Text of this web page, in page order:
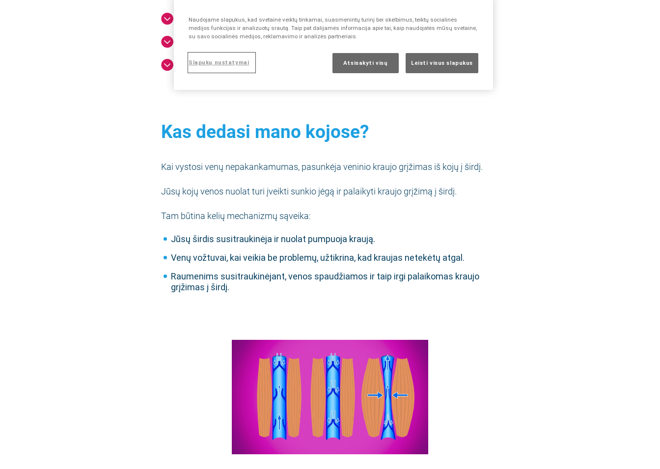
Kas dedasi mano kojose?
Paviršinių venų nepakankamumas
Venų varikozė
Kas dedasi mano kojose?
Kai vystosi venų nepakankamumas, pasunkėja veninio kraujo grįžimas iš kojų į širdį.
Jūsų kojų venos nuolat turi įveikti sunkio jėgą ir palaikyti kraujo grįžimą į širdį.
Tam būtina kelių mechanizmų sąveika:
Jūsų širdis susitraukinėja ir nuolat pumpuoja kraują.
Venų vožtuvai, kai veikia be problemų, užtikrina, kad kraujas netekėtų atgal.
Raumenims susitraukinėjant, venos spaudžiamos ir taip irgi palaikomas kraujo
grįžimas į širdį.
Naudojame slapukus, kad svetainė veiktų tinkamai, suasmenintų turinį bei skelbimus, teiktų socialinės
medijos funkcijas ir analizuotų srautą. Taip pat dalijamės informacija apie tai, kaip naudojatės mūsų svetaine,
su savo socialinės medijos, reklamavimo ir analizės partneriais.
Atsisakyti visų Leisti visus slapukus
Slapukų nustatymai